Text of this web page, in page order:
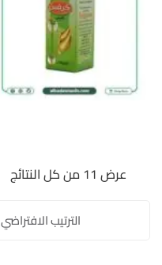
عرض ⁦11⁩ من كل النتائج
الترتيب الافتراضي